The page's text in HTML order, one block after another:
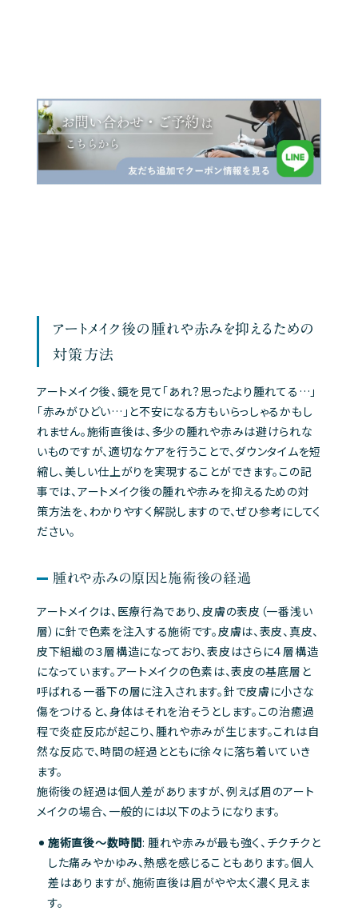
アートメイク後の腫れや赤みを抑えるための
対策方法
アートメイク後、鏡を見て「あれ？思ったより腫れてる…」
「赤みがひどい…」と不安になる方もいらっしゃるかもし
れません。施術直後は、多少の腫れや赤みは避けられな
いものですが、適切なケアを行うことで、ダウンタイムを短
縮し、美しい仕上がりを実現することができます。この記
事では、アートメイク後の腫れや赤みを抑えるための対
策方法を、わかりやすく解説しますので、ぜひ参考にしてく
ださい。
腫れや赤みの原因と施術後の経過
アートメイクは、医療行為であり、皮膚の表皮（一番浅い
層）に針で色素を注入する施術です。皮膚は、表皮、真皮、
皮下組織の３層構造になっており、表皮はさらに４層構造
になっています。アートメイクの色素は、表皮の基底層と
呼ばれる一番下の層に注入されます。針で皮膚に小さな
傷をつけると、身体はそれを治そうとします。この治癒過
程で炎症反応が起こり、腫れや赤みが生じます。これは自
然な反応で、時間の経過とともに徐々に落ち着いていき
ます。
施術後の経過は個人差がありますが、例えば眉のアート
メイクの場合、一般的には以下のようになります。
施術直後～数時間: 腫れや赤みが最も強く、チクチクと
した痛みやかゆみ、熱感を感じることもあります。個人
差はありますが、施術直後は眉がやや太く濃く見えま
す。